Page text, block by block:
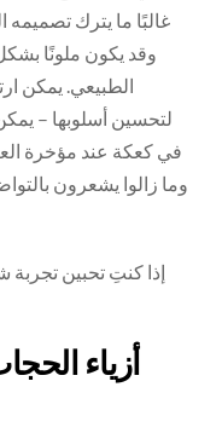
غالبًا ما يترك
وقد يكون ملونًا
الطبيعي. يمكن
لتحسين أسلوبها –
في كعكة عند مؤخرة
وما زالوا يشعرون
إذا كنتِ تحبين
أزياء